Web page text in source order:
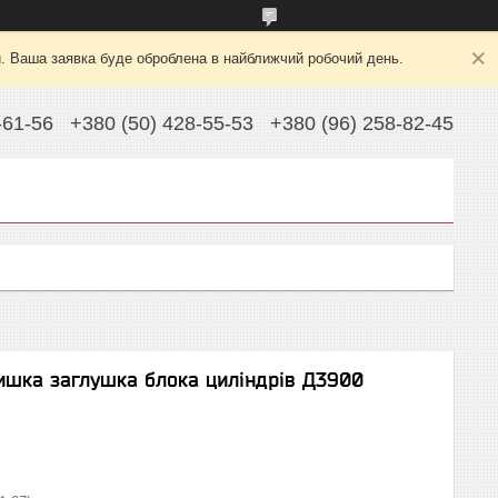
Ваша заявка буде оброблена в найближчий робочий день.
56 +380 (50) 428-55-53 +380 (96) 258-82-45
заглушка блока циліндрів Д3900